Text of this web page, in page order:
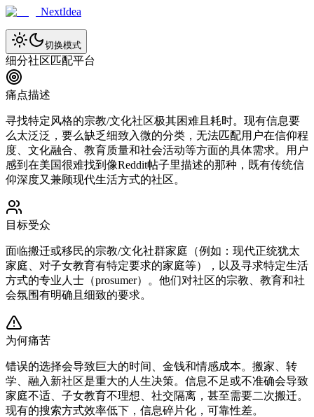
NextIdea
切换模式
细分社区匹配平台
痛点描述
寻找特定风格的宗教/文化社区极其困难且耗时。现有信息要
么太泛泛，要么缺乏细致入微的分类，无法匹配用户在信仰程
度、文化融合、教育质量和社会活动等方面的具体需求。用户
感到在美国很难找到像Reddit帖子里描述的那种，既有传统信
仰深度又兼顾现代生活方式的社区。
目标受众
面临搬迁或移民的宗教/文化社群家庭（例如：现代正统犹太
家庭、对子女教育有特定要求的家庭等），以及寻求特定生活
方式的专业人士（prosumer）。他们对社区的宗教、教育和社
会氛围有明确且细致的要求。
为何痛苦
错误的选择会导致巨大的时间、金钱和情感成本。搬家、转
学、融入新社区是重大的人生决策。信息不足或不准确会导致
家庭不适、子女教育不理想、社交隔离，甚至需要二次搬迁。
现有的搜索方式效率低下，信息碎片化，可靠性差。